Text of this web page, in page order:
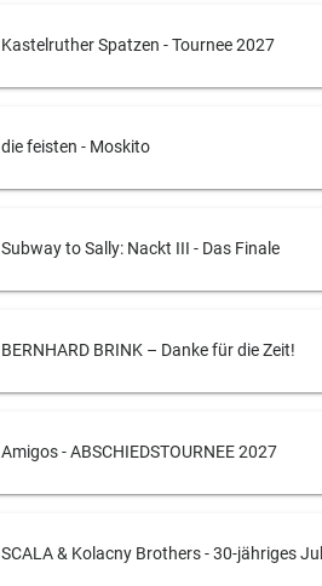
Kastelruther Spatzen - Tournee 2027
die feisten - Moskito
Subway to Sally: Nackt III - Das Finale
BERNHARD BRINK – Danke für die Zeit!
Amigos - ABSCHIEDSTOURNEE 2027
SCALA & Kolacny Brothers - 30-jähriges